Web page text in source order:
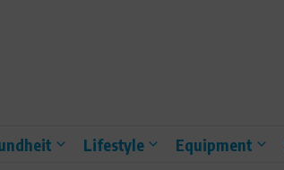
Lifestyle Equipment